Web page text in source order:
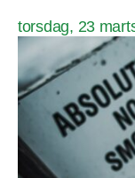
torsdag, 23